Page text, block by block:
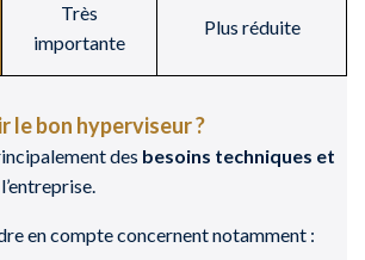
Très
importante
Plus réduite
le bon hyperviseur ?
des besoins techniques et
en compte concernent notamment :